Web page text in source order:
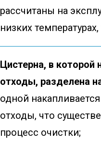
рассчитаны на
низких
Цистерна, в которой
отходы, разделена
одной
отходы, что
процесс очистки;